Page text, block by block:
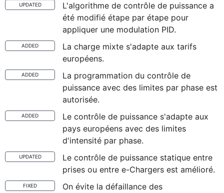
UPDATED
L'algorithme de contrôle de puissance a
été modifié étape par étape pour
appliquer une modulation PID.
ADDED
La charge mixte s'adapte aux tarifs
européens.
ADDED
La programmation du contrôle de
puissance avec des limites par phase est
autorisée.
ADDED
Le contrôle de puissance s'adapte aux
pays européens avec des limites
d'intensité par phase.
UPDATED
Le contrôle de puissance statique entre
prises ou entre e-Chargers est amélioré.
FIXED
On évite la défaillance des